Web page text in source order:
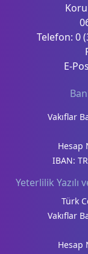
Telefon: 0
E-
Vakıflar
Hesap
IBAN:
Yeterlilik Yazılı
Türk
Vakıflar
Hesap